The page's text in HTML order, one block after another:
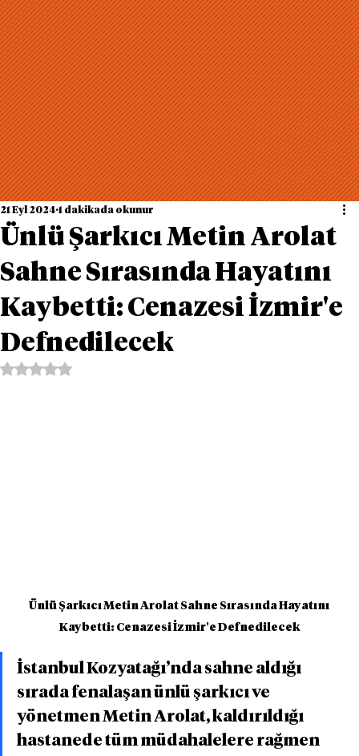
Ünlü Şarkıcı Metin Arolat
Sahne Sırasında Hayatını
Kaybetti: Cenazesi İzmir'e
Defnedilecek
21 Eyl 2024 1 dakikada okunur
5 üzerinden NaN yıldız
Ünlü Şarkıcı Metin Arolat Sahne Sırasında Hayatını
Kaybetti: Cenazesi İzmir'e Defnedilecek
İstanbul Kozyatağı’nda sahne aldığı
sırada fenalaşan ünlü şarkıcı ve
yönetmen Metin Arolat, kaldırıldığı
hastanede tüm müdahalelere rağmen